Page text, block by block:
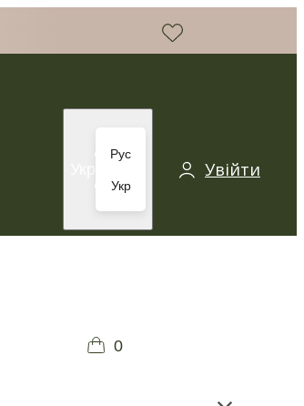
Рус
Укр
Увійти
0